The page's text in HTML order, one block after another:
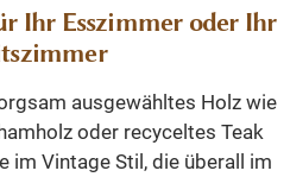
Ihr Esszimmer oder Ihr
ausgewähltes Holz wie
oder recyceltes Teak
im Vintage Stil, die überall im